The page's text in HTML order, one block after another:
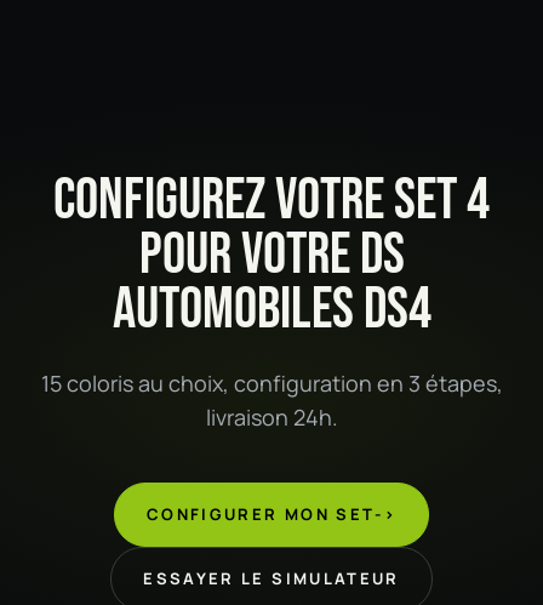
CONFIGUREZ VOTRE SET 4
POUR VOTRE DS
AUTOMOBILES DS4
15 coloris au choix, configuration en 3 étapes,
livraison 24h.
CONFIGURER MON SET->
ESSAYER LE SIMULATEUR